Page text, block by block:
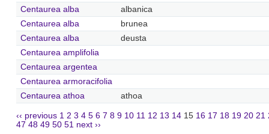
Centaurea alba
albanica
Centaurea alba
brunea
Centaurea alba
deusta
Centaurea amplifolia
Centaurea argentea
Centaurea armoracifolia
Centaurea athoa
athoa
‹‹ previous 1 2 3 4 5 6 7 8 9 10 11 12 13 14 15 16 17 18 19 20 21
47 48 49 50 51 next ››